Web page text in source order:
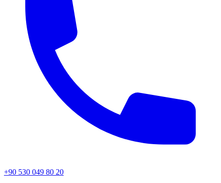
+90 530 049 80 20